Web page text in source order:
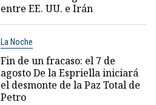
entre EE. UU. e Irán
La Noche
Fin de un fracaso: el 7 de
agosto De la Espriella iniciará
el desmonte de la Paz Total de
Petro